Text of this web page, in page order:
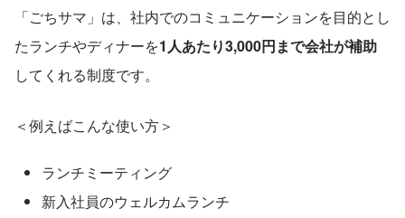
「ごちサマ」は、社内でのコミュニケーションを目的とし
たランチやディナーを1人あたり3,000円まで会社が補助
してくれる制度です。
＜例えばこんな使い方＞
ランチミーティング
新入社員のウェルカムランチ